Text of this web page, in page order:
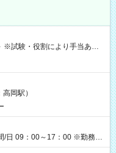
（前払い）オプションあ
1週間ほどで給与の一部を受け
（休憩1時間） 時給1,300円
当日の役割により時給＋100
（休憩なし） 時給1,300
円＋交通費 【試用期
岡駅）
/日 09：00～17：00 ※勤務時